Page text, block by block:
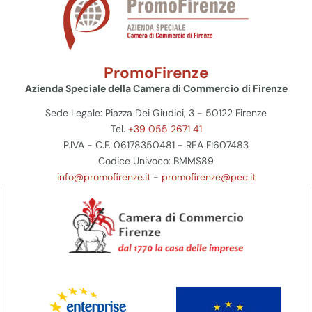
PromoFirenze
Azienda Speciale della Camera di Commercio di Firenze
Sede Legale: Piazza Dei Giudici, 3 - 50122 Firenze
Tel. +39 055 2671 41
P.IVA - C.F. 06178350481 - REA FI607483
Codice Univoco: BMMS89
info@promofirenze.it- promofirenze@pec.it